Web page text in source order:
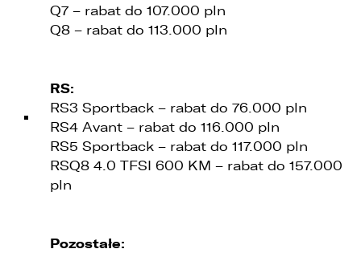
Q7 – rabat do 107.000 pln
Q8 – rabat do 113.000 pln
RS:
RS3 Sportback – rabat do 76.000 pln
RS4 Avant – rabat do 116.000 pln
RS5 Sportback – rabat do 117.000 pln
RSQ8 4.0 TFSI 600 KM – rabat do 157.000
pln
Pozostałe:
1. podniesienia bezpieczeństwa i rzetelności
obsługi klienta,
3. weryfikacji możliwości zawarcia umowy,
4. realizacji usług,
5. obsługi zgłoszeń i udzielania odpowiedzi na
1. Odbiorcami Państwa danych osobowych
danych osobowych na podstawie przepisów